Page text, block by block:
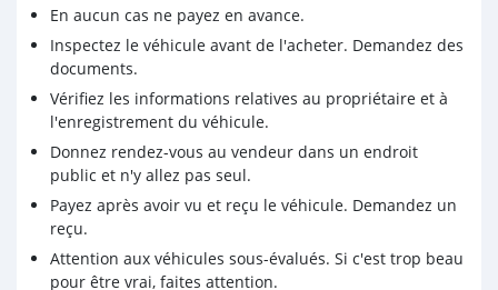
En aucun cas ne payez en avance.
Inspectez le véhicule avant de l'acheter. Demandez des
documents.
Vérifiez les informations relatives au propriétaire et à
l'enregistrement du véhicule.
Donnez rendez-vous au vendeur dans un endroit
public et n'y allez pas seul.
Payez après avoir vu et reçu le véhicule. Demandez un
reçu.
Attention aux véhicules sous-évalués. Si c'est trop beau
pour être vrai, faites attention.